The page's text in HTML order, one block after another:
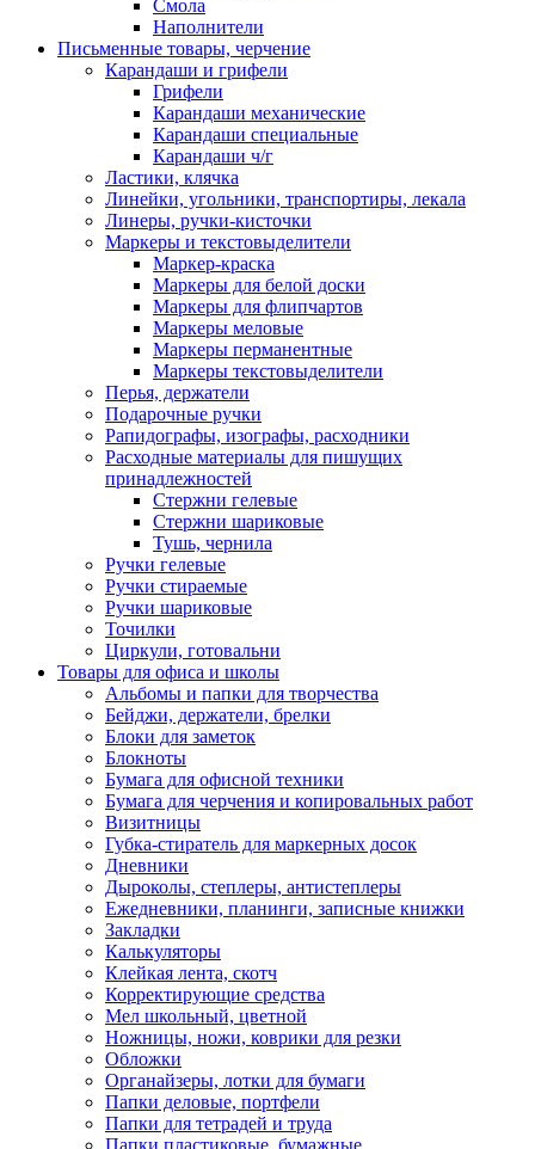
Смола
Наполнители
Письменные товары, черчение
Карандаши и грифели
Грифели
Карандаши механические
Карандаши специальные
Карандаши ч/г
Ластики, клячка
Линейки, угольники, транспортиры, лекала
Линеры, ручки-кисточки
Маркеры и текстовыделители
Маркер-краска
Маркеры для белой доски
Маркеры для флипчартов
Маркеры меловые
Маркеры перманентные
Маркеры текстовыделители
Перья, держатели
Подарочные ручки
Рапидографы, изографы, расходники
Расходные материалы для пишущих
принадлежностей
Стержни гелевые
Стержни шариковые
Тушь, чернила
Ручки гелевые
Ручки стираемые
Ручки шариковые
Точилки
Циркули, готовальни
Товары для офиса и школы
Альбомы и папки для творчества
Бейджи, держатели, брелки
Блоки для заметок
Блокноты
Бумага для офисной техники
Бумага для черчения и копировальных работ
Визитницы
Губка-стиратель для маркерных досок
Дневники
Дыроколы, степлеры, антистеплеры
Ежедневники, планинги, записные книжки
Закладки
Калькуляторы
Клейкая лента, скотч
Корректирующие средства
Мел школьный, цветной
Ножницы, ножи, коврики для резки
Обложки
Органайзеры, лотки для бумаги
Папки деловые, портфели
Папки для тетрадей и труда
Папки пластиковые, бумажные